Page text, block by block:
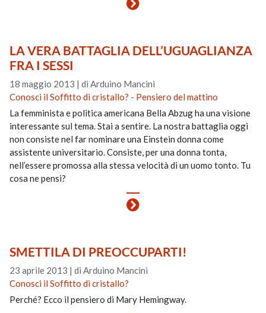
LA VERA BATTAGLIA DELL’UGUAGLIANZA
FRA I SESSI
18 maggio 2013 |di Arduino Mancini
Conosci il Soffitto di cristallo? - Pensiero del mattino
La femminista e politica americana Bella Abzug ha una visione
interessante sul tema. Stai a sentire. La nostra battaglia oggi
non consiste nel far nominare una Einstein donna come
assistente universitario. Consiste, per una donna tonta,
nell’essere promossa alla stessa velocità di un uomo tonto. Tu
cosa ne pensi?
SMETTILA DI PREOCCUPARTI!
23 aprile 2013 |di Arduino Mancini
Conosci il Soffitto di cristallo?
Perché? Ecco il pensiero di Mary Hemingway.